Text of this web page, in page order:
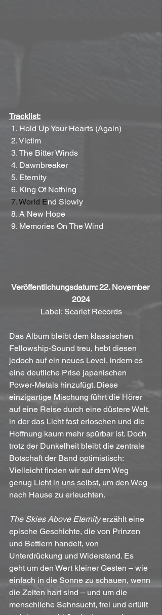
Tracklist:
1. Hold Up Your Hearts (Again)
2. Victim
3. The Bitter Winds
4. Dawnbreaker
5. Eternity
6. King Of Nothing
7. World End Slowly
8. A New Hope
9. Memories On The Wind
Veröffentlichungsdatum: 22. November
2024
Label: Scarlet Records
Das Album bleibt dem klassischen
Fellowship-Sound treu, hebt diesen
jedoch auf ein neues Level, indem es
eine deutliche Prise japanischen
Power-Metals hinzufügt. Diese
einzigartige Mischung führt die Hörer
auf eine Reise durch eine düstere Welt,
in der das Licht fast erloschen und die
Hoffnung kaum mehr spürbar ist. Doch
trotz der Dunkelheit bleibt die zentrale
Botschaft der Band optimistisch:
Vielleicht finden wir auf dem Weg
genug Licht in uns selbst, um den Weg
nach Hause zu erleuchten.
The Skies Above Eternity erzählt eine
epische Geschichte, die von Prinzen
und Bettlern handelt, von
Unterdrückung und Widerstand. Es
geht um den Wert kleiner Gesten – wie
einfach in die Sonne zu schauen, wenn
die Zeiten hart sind – und um die
menschliche Sehnsucht, frei und erfüllt